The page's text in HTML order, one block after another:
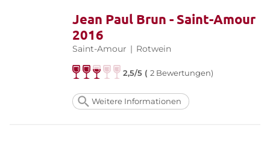
Jean Paul Brun - Saint-Amour
2016
Saint-Amour | Rotwein
2,5/5 (2 Bewertungen)
Weitere Informationen